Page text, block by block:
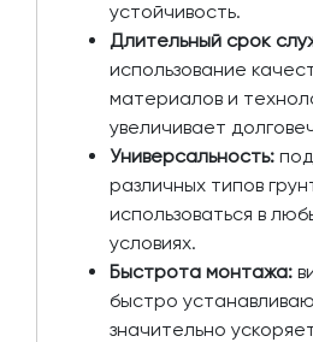
устойчивость.
Длительный срок
использование
материалов и
увеличивает
Универсальность:
различных типов
использоваться в
условиях.
Быстрота монтажа:
быстро
значительно